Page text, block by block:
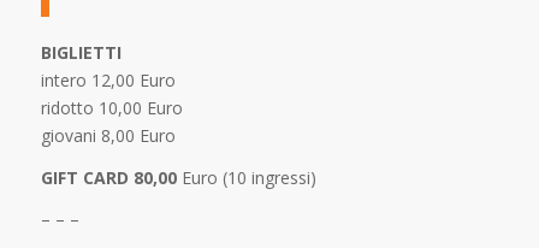
BIGLIETTI
intero 12,00 Euro
ridotto 10,00 Euro
giovani 8,00 Euro
GIFT CARD 80,00Euro (10 ingressi)
– – –